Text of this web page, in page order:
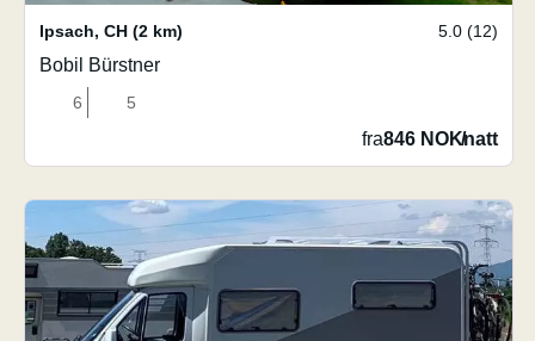
Ipsach, CH (2 km) 5.0 (12)
Bobil Bürstner
6 5
fra846 NOK/natt